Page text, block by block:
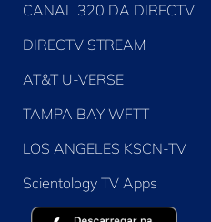
CANAL 320 DA DIRECTV
DIRECTV STREAM
AT&T U-VERSE
TAMPA BAY WFTT
LOS ANGELES KSCN-TV
Scientology TV Apps